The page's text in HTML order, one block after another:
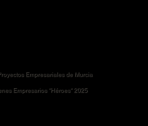
Empresariales de Murcia
Empresarios "Héroes" 2025